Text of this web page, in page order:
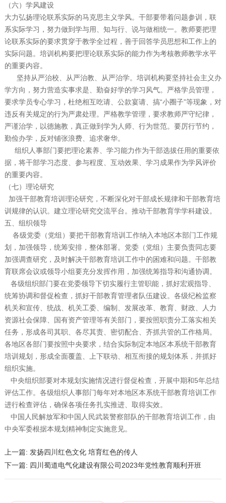
（六）学风建设
大力弘扬理论联系实际的马克思主义学风。干部要带着问题参训，联
系实际学习，努力做到学与用、知与行、说与做相统一。教师要把理
论联系实际的要求贯穿于教学全过程，善于回答学员思想和工作上的
实际问题。培训机构要把理论联系实际的能力作为考核教师教学水平
的重要内容。
坚持从严治校、从严治教、从严治学。培训机构要坚持社会主义办
学方向，努力营造实事求是、勤奋好学的学习风气。严格学员管理，
要求学员专心学习，杜绝相互吃请、公款宴请、搞“小圈子”等现象，对
违反有关规定的行为严肃处理。严格教学管理，要求教师严守纪律，
严谨治学，以德施教，真正做到学为人师、行为世范。要厉行节约，
勤俭办学，反对铺张浪费、追求奢华。
组织人事部门要把理论素养、学习能力作为干部选拔任用的重要依
据，将干部学习态度、参与程度、互动效果、学习成果作为学风评价
的重要内容。
（七）理论研究
加强干部教育培训理论研究，不断深化对干部成长规律和干部教育培
训规律的认识。建立理论研究交流平台。推动干部教育学学科建设。
五、组织领导
各级党委（党组）要把干部教育培训工作纳入本地区本部门工作规
划，加强领导，统筹安排，整体部署。党委（党组）主要负责同志要
加强调查研究，及时解决干部教育培训工作中的困难和问题。干部教
育联席会议或领导小组要充分发挥作用，加强统筹指导和沟通协调。
各级组织部门要在党委领导下切实履行主管职能，抓好宏观指导、
统筹协调和督促检查，抓好干部教育管理者队伍建设。各级纪检监察
机关和宣传、统战、机关工委、编制、发展改革、教育、财政、人力
资源社会保障、国有资产管理等有关部门，要按照职责分工落实相关
任务，形成各司其职、各尽其责、密切配合、齐抓共管的工作格局。
各地区各部门要按照中央要求，结合实际制定本地区本系统干部教育
培训规划，形成全面覆盖、上下联动、相互衔接的规划体系，并抓好
组织实施。
中央组织部要对本规划实施情况进行督促检查，开展中期和5年总结
评估工作。各级组织人事部门每年对本地区本系统干部教育培训工作
进行检查评估，确保各项任务扎实推进、取得实效。
中国人民解放军和中国人民武装警察部队的干部教育培训工作，由
中央军委根据本规划精神制定实施意见。
上一篇: 发扬四川红色文化 培育红色的传人
下一篇: 四川蜀道电气化建设有限公司2023年党性教育顺利开班